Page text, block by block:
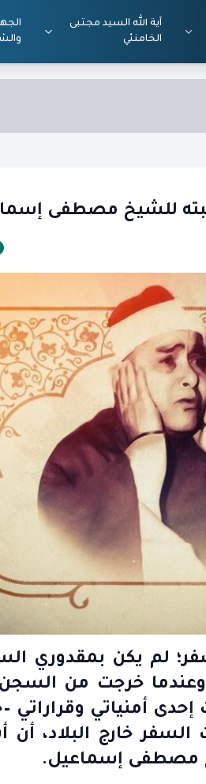
آية الله السيد مجتبى
الخامنئي
للشيخ مصطفى
لم يكن بمقدوري
خرجت من
أمنياتي وقراراتي
خارج البلاد،
مصطفى إسماعيل.